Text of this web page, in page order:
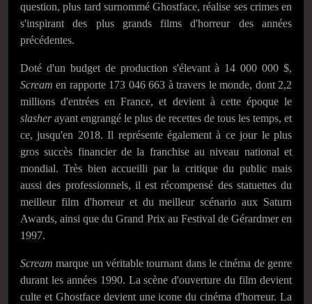
question, plus tard surnommé Ghostface, réalise ses crimes en
s'inspirant des plus grands films d'horreur des années
précédentes.
Doté d'un budget de production s'élevant à 14 000 000 $,
Scream en rapporte 173 046 663 à travers le monde, dont 2,2
millions d'entrées en France, et devient à cette époque le
slasherayant engrangé le plus de recettes de tous les temps, et
ce, jusqu'en 2018. Il représente également à ce jour le plus
gros succès financier de la franchise au niveau national et
mondial. Très bien accueilli par la critique du public mais
aussi des professionnels, il est récompensé des statuettes du
meilleur film d'horreur et du meilleur scénario aux Saturn
Awards, ainsi que du Grand Prix au Festival de Gérardmer en
1997.
Scream marque un véritable tournant dans le cinéma de genre
durant les années 1990. La scène d'ouverture du film devient
culte et Ghostface devient une icone du cinéma d'horreur. La